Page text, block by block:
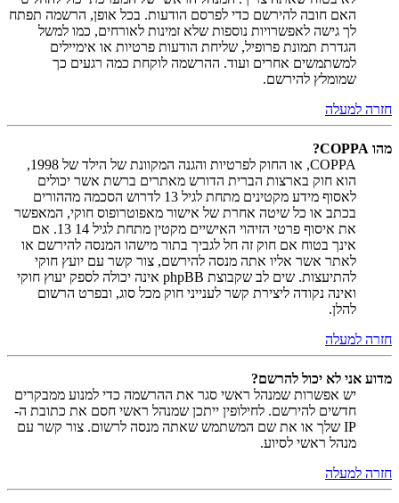
האם חובה להירשם כדי לפרסם הודעות. בכל אופן, הרשמה תפתח
לך גישה לאפשרויות נוספות שלא זמינות לאורחים, כמו למשל
הגדרת תמונת פרופיל, שליחת הודעות פרטיות או אימיילים
למשתמשים אחרים ועוד. ההרשמה לוקחת כמה רגעים כך
שמומלץ להירשם.
חזרה למעלה
מהו COPPA?
COPPA, או החוק לפרטיות והגנה המקוונת של הילד של 1998,
הוא חוק בארצות הברית הדורש מאתרים ברשת אשר יכולים
לאסוף מידע מקטינים מתחת לגיל 13 לדרוש הסכמה מההורים
בכתב או כל שיטה אחרת של אישור מאפוטרופוס חוקי, המאפשר
את איסוף פרטי הזיהוי האישיים מקטין מתחת לגיל 14 13. אם
אינך בטוח אם חוק זה חל לגביך בתור מישהו המנסה להירשם או
לאתר אשר אליו אתה מנסה להירשם, צור קשר עם יועץ חוקי
להתיעצות. שים לב שקבוצת phpBB אינה יכולה לספק יעוץ חוקי
ואינה נקודה ליצירת קשר לענייני חוק מכל סוג, ובפרט הרשום
להלן.
חזרה למעלה
מדוע אני לא יכול להרשם?
יש אפשרות שמנהל ראשי סגר את ההרשמה כדי למנוע ממבקרים
חדשים להירשם. לחילופין ייתכן שמנהל ראשי חסם את כתובת ה-
IP שלך או את שם המשתמש שאתה מנסה לרשום. צור קשר עם
מנהל ראשי לסיוע.
חזרה למעלה